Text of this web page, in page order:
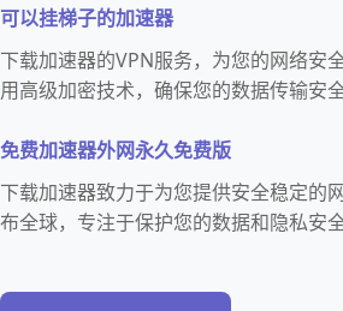
可以挂梯子的加速器
下载加速器的VPN服务，为您的网络安
用高级加密技术，确保您的数据传输安全
免费加速器外网永久免费版
下载加速器致力于为您提供安全稳定的
布全球，专注于保护您的数据和隐私安全